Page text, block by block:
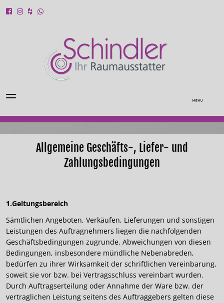
Allgemeine Geschäfts-, Liefer- und
Zahlungsbedingungen
1.Geltungsbereich
Sämtlichen Angeboten, Verkäufen, Lieferungen und sonstigen
Leistungen des Auftragnehmers liegen die nachfolgenden
Geschäftsbedingungen zugrunde. Abweichungen von diesen
Bedingungen, insbesondere mündliche Nebenabreden,
bedürfen zu ihrer Wirksamkeit der schriftlichen Vereinbarung,
soweit sie vor bzw. bei Vertragsschluss vereinbart wurden.
Durch Auftragserteilung oder Annahme der Ware bzw. der
vertraglichen Leistung seitens des Auftraggebers gelten diese